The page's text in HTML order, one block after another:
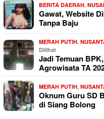
BERITA DAERAH,
Gawat, Website
Tanpa Baju
MERAH PUTIH,
Dilihat
Jadi Temuan
Agrowisata TA
MERAH PUTIH,
Oknum Guru SD
di Siang Bolong